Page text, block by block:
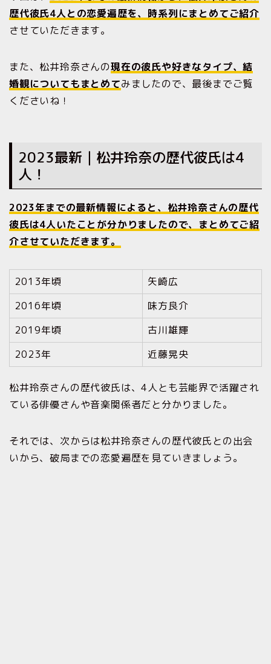
歴代彼氏4人との恋愛遍歴を、時系列にまとめてご紹介
させていただきます。
また、松井玲奈さんの現在の彼氏や好きなタイプ、結
婚観についてもまとめてみましたので、最後までご覧
くださいね！
2023最新｜松井玲奈の歴代彼氏は4
人！
2023年までの最新情報によると、松井玲奈さんの歴代
彼氏は4人いたことが分かりましたので、まとめてご紹
介させていただきます。
2013年頃
矢崎広
2016年頃
味方良介
2019年頃
古川雄輝
2023年
近藤晃央
松井玲奈さんの歴代彼氏は、4人とも芸能界で活躍され
ている俳優さんや音楽関係者だと分かりました。
それでは、次からは松井玲奈さんの歴代彼氏との出会
いから、破局までの恋愛遍歴を見ていきましょう。